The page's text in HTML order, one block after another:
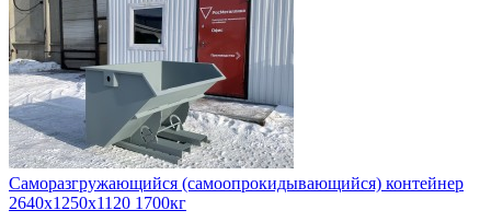
Саморазгружающийся (самоопрокидывающийся) контейнер
2640x1250x1120 1700кг